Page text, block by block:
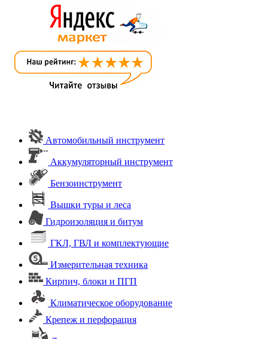
Автомобильный инструмент
Аккумуляторный инструмент
Бензоинструмент
Вышки туры и леса
Гидроизоляция и битум
ГКЛ, ГВЛ и комплектующие
Измерительная техника
Кирпич, блоки и ПГП
Климатическое оборудование
Крепеж и перфорация